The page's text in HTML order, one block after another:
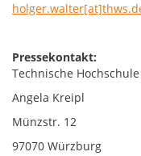
Pressekontakt:
Technische
Angela Kreipl
Münzstr. 12
97070 Würzburg